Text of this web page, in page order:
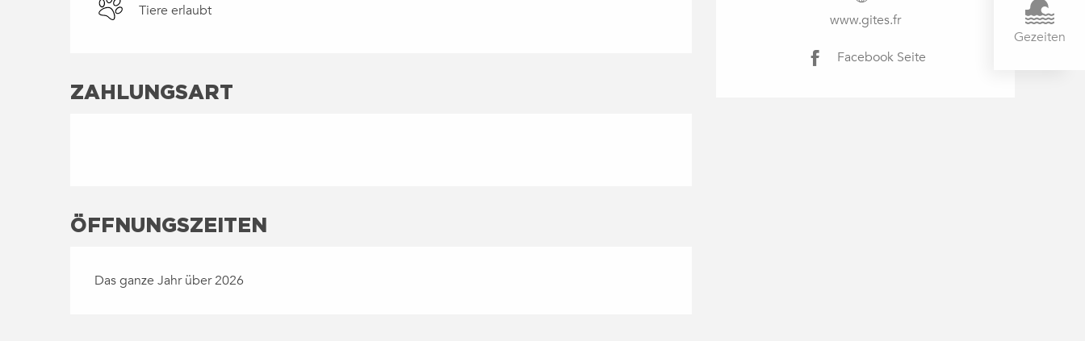
Gezeiten
www.gites.fr
Facebook Seite
Tiere erlaubt
ZAHLUNGSART
ÖFFNUNGSZEITEN
Das ganze Jahr über 2026